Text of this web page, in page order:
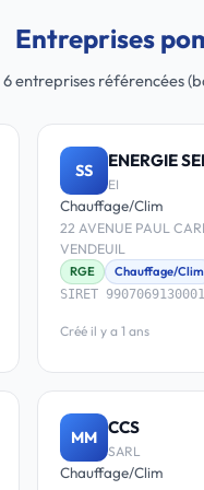
Entreprises
6 entreprises référencées
SS ENERGIE
EI
Chauffage/Clim
22 AVENUE PAUL
VENDEUIL
RGE
Chauffage/Clim
SIRET
Créé il y a 1 ans
MM CCS
SARL
Chauffage/Clim